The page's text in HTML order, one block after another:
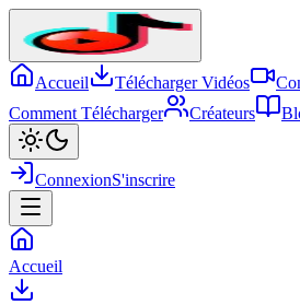
Accueil Télécharger Vidéos
Comment Télécharger
Créateurs
ConnexionS'inscrire
Accueil